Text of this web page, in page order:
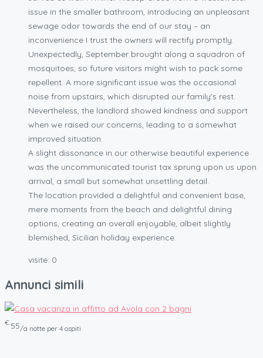
issue in the smaller bathroom, introducing an unpleasant
sewage odor towards the end of our stay – an
inconvenience I trust the owners will rectify promptly.
Unexpectedly, September brought along a squadron of
mosquitoes, so future visitors might wish to pack some
repellent. A more significant issue was the occasional
noise from upstairs, which disrupted our family’s rest.
Nevertheless, the landlord showed kindness and support
when we raised our concerns, leading to a somewhat
improved situation.
A slight dissonance in our otherwise beautiful experience
was the uncommunicated tourist tax sprung upon us upon
arrival, a small but somewhat unsettling detail.
The location provided a delightful and convenient base,
mere moments from the beach and delightful dining
options, creating an overall enjoyable, albeit slightly
blemished, Sicilian holiday experience.
visite: 0
Annunci simili
€.55/a notte per 4 ospiti